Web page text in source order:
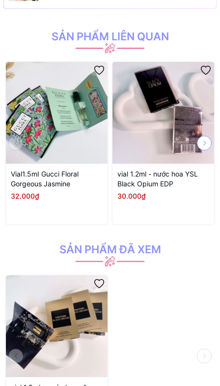
SẢN PHẨM LIÊN QUAN
Vial1.5mI Gucci Floral
Gorgeous Jasmine
32.000₫
vial 1.2ml - nước hoa YSL
Black Opium EDP
30.000₫
SẢN PHẨM ĐÃ XEM